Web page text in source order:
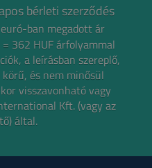
bérleti szerződés
ban megadott ár
362 HUF árfolyammal
a leírásban szereplő,
és nem minősül
visszavonható vagy
Kft. (vagy az
által.